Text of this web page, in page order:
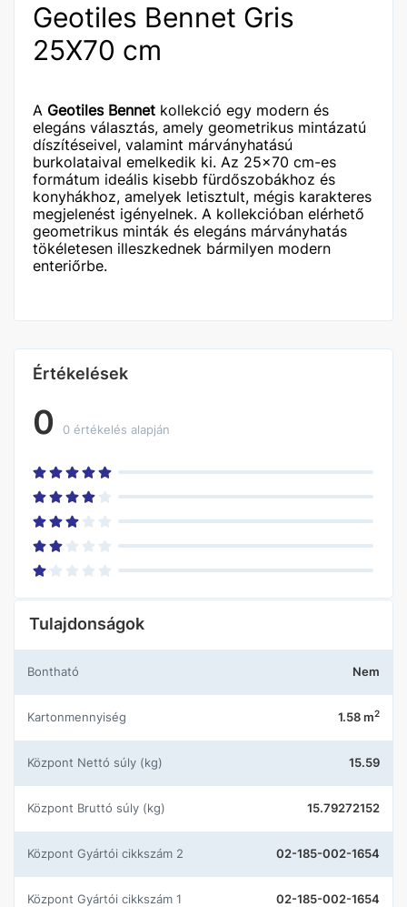
Geotiles Bennet Gris
25X70 cm
A Geotiles Bennet kollekció egy modern és
elegáns választás, amely geometrikus mintázatú
díszítéseivel, valamint márványhatású
burkolataival emelkedik ki. Az 25x70 cm-es
formátum ideális kisebb fürdőszobákhoz és
konyhákhoz, amelyek letisztult, mégis karakteres
megjelenést igényelnek. A kollekcióban elérhető
geometrikus minták és elegáns márványhatás
tökéletesen illeszkednek bármilyen modern
enteriőrbe.
Értékelések
0 0 értékelés alapján
Tulajdonságok
Bontható Nem
Kartonmennyiség 1.58 m2
központ Nettó súly (kg) 15.59
központ Bruttó súly (kg) 15.79272152
központ Gyártói cikkszám 2 02-185-002-1654
központ Gyártói cikkszám 1 02-185-002-1654